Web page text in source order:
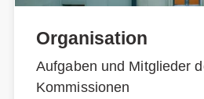
Organisation
Aufgaben und Mitglieder
Kommissionen